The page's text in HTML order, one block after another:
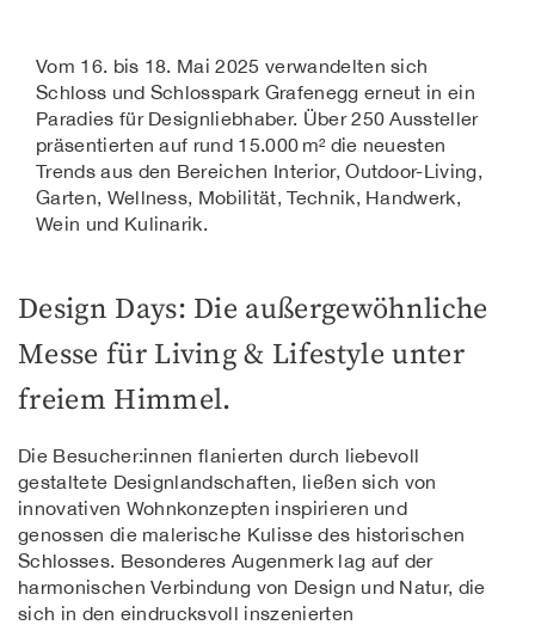
Vom 16. bis 18. Mai 2025 verwandelten sich
Schloss und Schlosspark Grafenegg erneut in ein
Paradies für Designliebhaber. Über 250 Aussteller
präsentierten auf rund 15.000 m² die neuesten
Trends aus den Bereichen Interior, Outdoor-Living,
Garten, Wellness, Mobilität, Technik, Handwerk,
Wein und Kulinarik.
Design Days: Die außergewöhnliche
Messe für Living & Lifestyle unter
freiem Himmel.
Die Besucher:innen flanierten durch liebevoll
gestaltete Designlandschaften, ließen sich von
innovativen Wohnkonzepten inspirieren und
genossen die malerische Kulisse des historischen
Schlosses. Besonderes Augenmerk lag auf der
harmonischen Verbindung von Design und Natur, die
sich in den eindrucksvoll inszenierten